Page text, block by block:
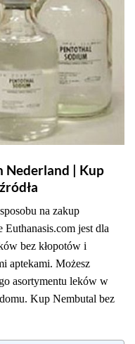
Nederland | Kup
na zakup
jest dla
bez kłopotów i
aptekami. Możesz
asortymentu leków w
Kup Nembutal bez